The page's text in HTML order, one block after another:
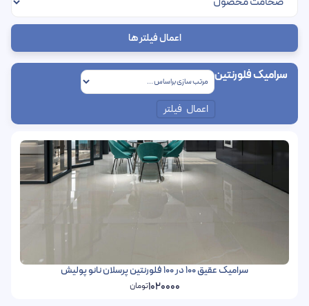
اعمال فیلتر ها
سرامیک فلورنتین
اعمال فیلتر
سرامیک عقیق 100 در 100 فلورنتین پرسلان نانو پولیش
1020000تومان